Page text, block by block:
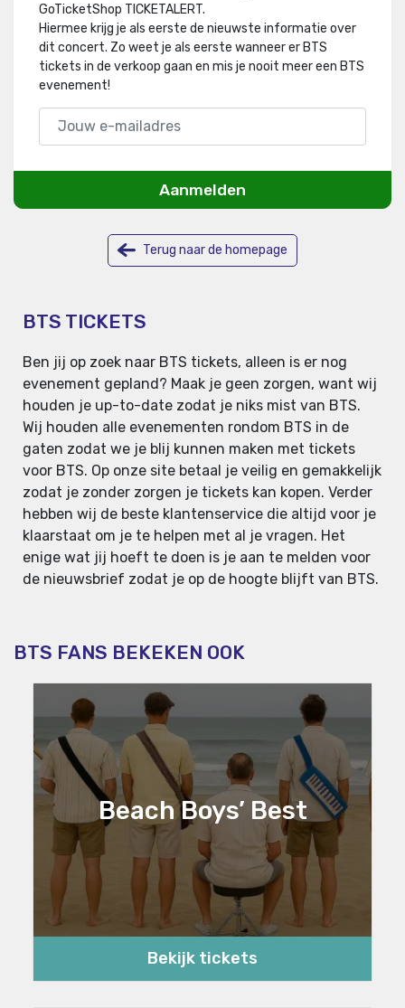
GoTicketShop TICKETALERT.
Hiermee krijg je als eerste de nieuwste informatie over
dit concert. Zo weet je als eerste wanneer er BTS
tickets in de verkoop gaan en mis je nooit meer een BTS
evenement!
Aanmelden
Terug naar de homepage
BTS TICKETS
Ben jij op zoek naar BTS tickets, alleen is er nog
evenement gepland? Maak je geen zorgen, want wij
houden je up-to-date zodat je niks mist van BTS.
Wij houden alle evenementen rondom BTS in de
gaten zodat we je blij kunnen maken met tickets
voor BTS. Op onze site betaal je veilig en gemakkelijk
zodat je zonder zorgen je tickets kan kopen. Verder
hebben wij de beste klantenservice die altijd voor je
klaarstaat om je te helpen met al je vragen. Het
enige wat jij hoeft te doen is je aan te melden voor
de nieuwsbrief zodat je op de hoogte blijft van BTS.
BTS FANS BEKEKEN OOK
Beach Boys’ Best
Bekijk tickets